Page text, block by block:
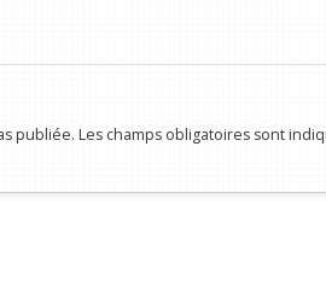
publiée. Les champs obligatoires sont